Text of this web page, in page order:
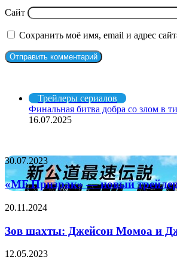
Сайт
Сохранить моё имя, email и адрес
Трейлеры сериалов
Финальная битва добра со злом в
16.07.2025
«MF
Призрак»
—
новый
трейлер
аниме
о
гонках
машинах
30.07.2023
«MF Призрак» — новый
Зов
Джейсон
Момоа
и
20.11.2024
Зов шахты: Джейсон Момоа и
Эмма
12.05.2023